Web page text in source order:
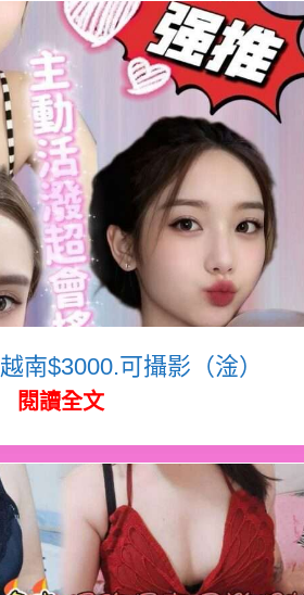
越南$3000.可攝影（淦）
閱讀全文